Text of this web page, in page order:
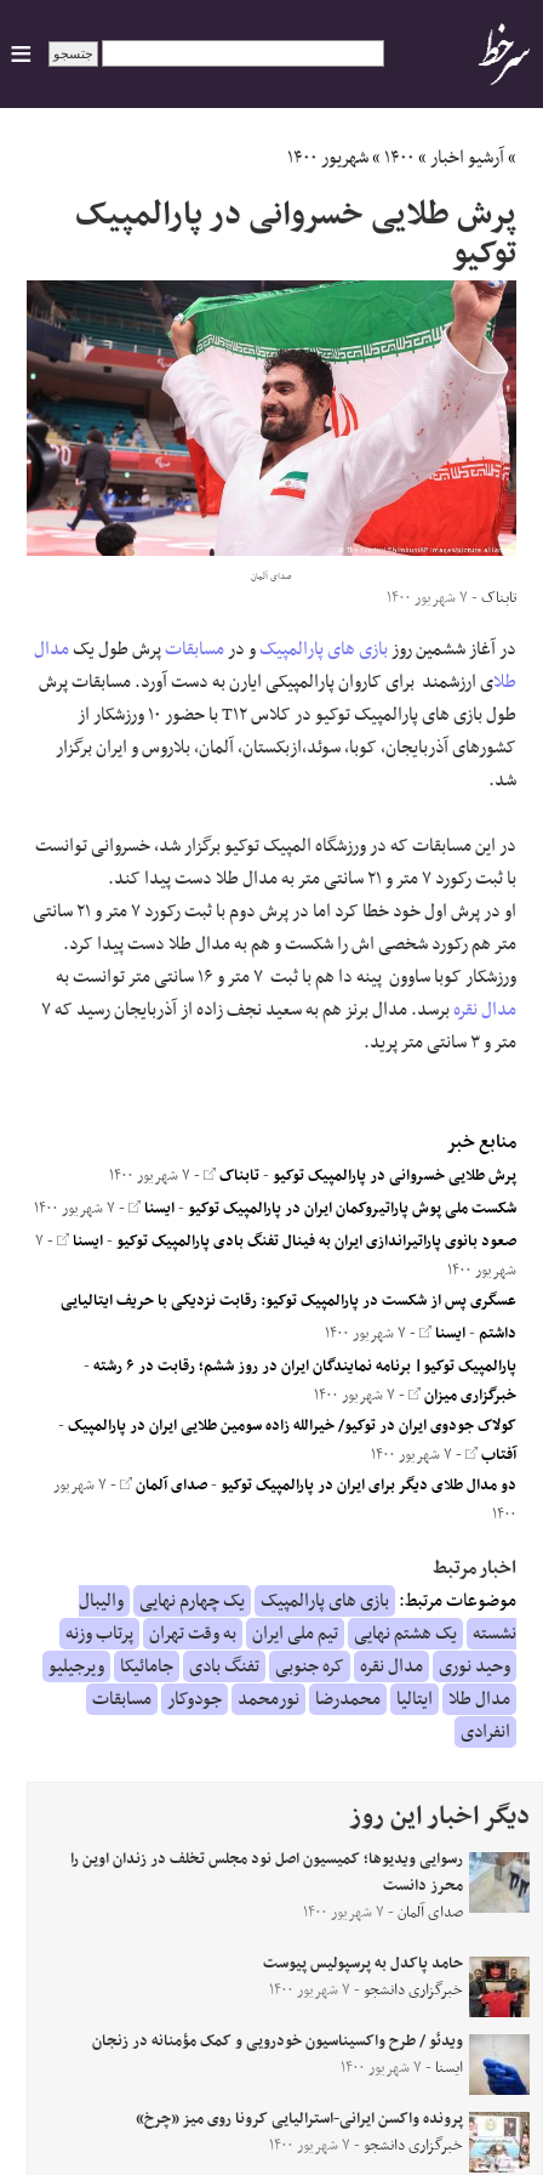
ایران
سیاسی
اقتصاد
ورزشی
جهان
اجتماعی
حوادث
علوم و فن آوری
فرهنگی و هنری
مقالات
»آرشیو اخبار»۱۴۰۰»شهریور ۱۴۰۰
پرش طلایی خسروانی در پارالمپیک
توکیو
صدای آلمان
تابناک- ۷ شهریور ۱۴۰۰
در آغاز ششمین روزبازی های پارالمپیکو درمسابقاتپرش طول یکمدال
طلای ارزشمند برای کاروان پارالمپیکی ایارن به دست آورد. مسابقات پرش
طول بازی های پارالمپیک توکیو در کلاس T۱۲ با حضور ۱۰ ورزشکار از
کشورهای آذربایجان، کوبا، سوئد،ازبکستان، آلمان، بلاروس و ایران برگزار
شد.
در این مسابقات که در ورزشگاه المپیک توکیو برگزار شد، خسروانی توانست
با ثبت رکورد ۷ متر و ۲۱ سانتی متر به مدال طلا دست پیدا کند.
او در پرش اول خود خطا کرد اما در پرش دوم با ثبت رکورد ۷ متر و ۲۱ سانتی
متر هم رکورد شخصی اش را شکست و هم به مدال طلا دست پیدا کرد.
ورزشکار کوبا ساوون پینه دا هم با ثبت ۷ متر و ۱۶ سانتی متر توانست به
مدال نقره
برسد. مدال برنز هم به سعید نجف زاده از آذربایجان رسید که ۷
متر و ۳ سانتی متر پرید.
منابع خبر
پرش طلایی خسروانی در پارالمپیک توکیو-تابناک - ۷ شهریور ۱۴۰۰
شکست ملی پوش پاراتیروکمان ایران در پارالمپیک توکیو-ایسنا - ۷ شهریور ۱۴۰۰
صعود بانوی پاراتیراندازی ایران به فینال تفنگ بادی پارالمپیک توکیو-ایسنا
- ۷
شهریور ۱۴۰۰
عسگری پس از شکست در پارالمپیک توکیو: رقابت نزدیکی با حریف ایتالیایی
داشتم-ایسنا - ۷ شهریور ۱۴۰۰
پارالمپیک توکیو| برنامه نمایندگان ایران در روز ششم؛ رقابت در ۶ رشته
-
خبرگزاری میزان - ۷ شهریور ۱۴۰۰
کولاک جودوی ایران در توکیو/ خیرالله زاده سومین طلایی ایران در پارالمپیک-
آفتاب - ۷ شهریور ۱۴۰۰
دو مدال طلای دیگر برای ایران در پارالمپیک توکیو-صدای آلمان
- ۷ شهریور
۱۴۰۰
اخبار مرتبط
موضوعات مرتبط: بازی های پارالمپیک یک چهارم نهایی والیبال
نشسته یک هشتم نهایی تیم ملی ایران به وقت تهران پرتاب وزنه
وحید نوری مدال نقره کره جنوبی تفنگ بادی جامائیکا ویرجیلیو
مدال طلا ایتالیا محمدرضا نورمحمد جودوکار مسابقات
انفرادی
دیگر اخبار این روز
رسوایی ویدیوها؛ کمیسیون اصل نود مجلس تخلف در زندان اوین را
محرز دانست
صدای آلمان- ۷ شهریور ۱۴۰۰
حامد پاکدل به پرسپولیس پیوست
خبرگزاری دانشجو- ۷ شهریور ۱۴۰۰
ویدئو / طرح واکسیناسیون خودرویی و کمک مؤمنانه در زنجان
ایسنا - ۷ شهریور ۱۴۰۰
پرونده واکسن ایرانی-استرالیایی کرونا روی میز «چرخ»
خبرگزاری دانشجو- ۷ شهریور ۱۴۰۰